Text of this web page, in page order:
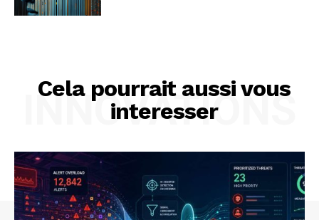
Cela pourrait aussi vous
interesser
INNOVATIONS